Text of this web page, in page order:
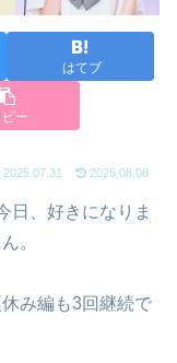
はてブ
ピー
2025.07.31 2025.08.08
日、好きになりま
。
み編も3回継続で